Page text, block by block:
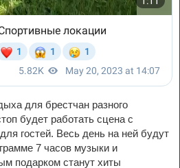
для брестчан разного
будет работать сцена с
гостей. Весь день на ней будут
7 часов музыки и
подарком станут хиты